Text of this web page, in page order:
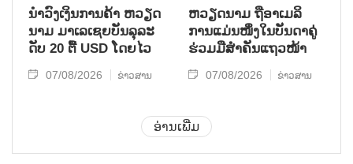
ນຳ​ວົງ​ເງິນ​ການ​ຄ້າ ຫວຽດ​
ນາມ ມາ​ເລ​ເຊຍ​ບັນ​ລຸ​ລະ​
ດັບ 20 ຕື້ USD ໂດຍ​ໄວ
07/08/2026 ຂ່າວສານ
ຫ​ວຽດ​ນາມ ຖື​ອາ​ເມ​ລິ​
ການ​ແມ່ນ​ໜຶ່ງ​ໃນ​ບັນ​ດາ​ຄູ່​
ຮ່ວມ​ມື​ສຳ​ຄັນ​ແຖວ​ໜ້າ
07/08/2026 ຂ່າວສານ
ອ່ານເພີ່ມ